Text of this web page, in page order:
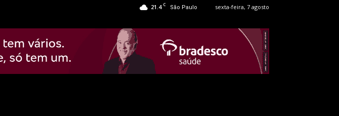
21.4 C São Paulo sexta-feira, 7 agosto